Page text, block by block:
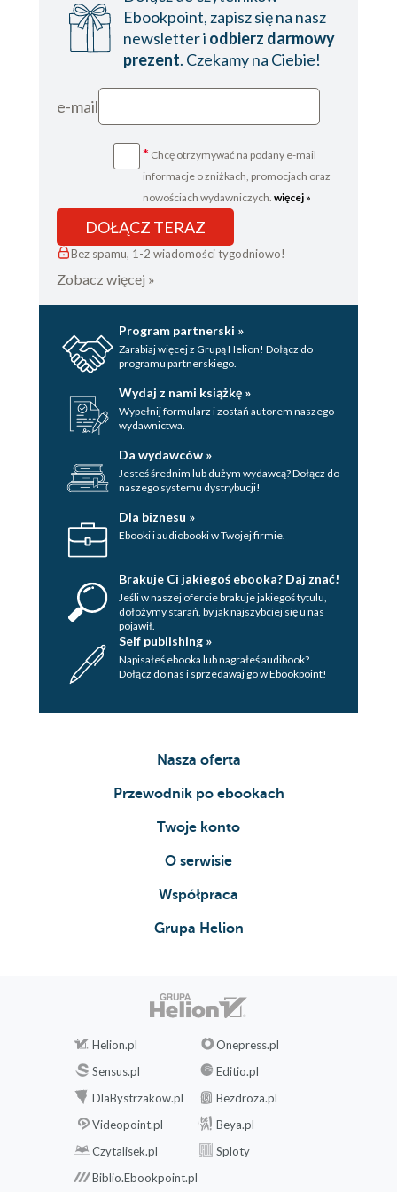
ROZDZIAŁ 16
ROZDZIAŁ 17
ROZDZIAŁ 18
ROZDZIAŁ 19
ROZDZIAŁ 20
ROZDZIAŁ 22
ROZDZIAŁ 23
ROZDZIAŁ 24
ROZDZIAŁ 26
ROZDZIAŁ 28
ROZDZIAŁ 30
ROZDZIAŁ 32
ROZDZIAŁ 33
EPILOG
Ebookpoint, zapisz się na nasz
newsletter i odbierz darmowy
prezent. Czekamy na Ciebie!
e-mail
* Chcę otrzymywać na podany e-mail
informacje o zniżkach, promocjach oraz
nowościach wydawniczych. więcej »
DOŁĄCZ TERAZ
Bez spamu, 1-2 wiadomości tygodniowo!
Zobacz więcej »
Program partnerski »
Zarabiaj więcej z Grupą Helion! Dołącz do
programu partnerskiego.
Wydaj z nami książkę »
Wypełnij formularz i zostań autorem naszego
wydawnictwa.
Da wydawców »
Jesteś średnim lub dużym wydawcą? Dołącz do
naszego systemu dystrybucji!
Dla biznesu »
Ebooki i audiobooki w Twojej firmie.
Brakuje Ci jakiegoś ebooka? Daj znać!
Jeśli w naszej ofercie brakuje jakiegoś tytulu,
dołożymy starań, by jak najszybciej się u nas
pojawił.
Self publishing »
Napisałeś ebooka lub nagrałeś audibook?
Dołącz do nas i sprzedawaj go w Ebookpoint!
Nasza oferta
Przewodnik po ebookach
Twoje konto
O serwisie
Współpraca
Grupa Helion
Helion.pl
Onepress.pl
Sensus.pl
Editio.pl
DlaBystrzakow.pl
Bezdroza.pl
Videopoint.pl
Beya.pl
Czytalisek.pl
Sploty
Biblio.Ebookpoint.pl